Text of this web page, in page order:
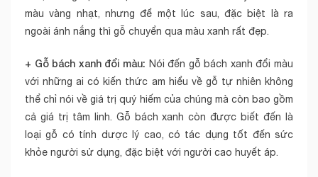
màu vàng nhạt, nhưng để một lúc sau, đặc biệt là ra
ngoài ánh nắng thì gỗ chuyển qua màu xanh rất đẹp.
+ Gỗ bách xanh đổi màu: Nói đến gỗ bách xanh đổi màu
với những ai có kiến thức am hiểu về gỗ tự nhiên không
thể chỉ nói về giá trị quý hiếm của chúng mà còn bao gồm
cả giá trị tâm linh. Gỗ bách xanh còn được biết đến là
loại gỗ có tính dược lý cao, có tác dụng tốt đến sức
khỏe người sử dụng, đặc biệt với người cao huyết áp.